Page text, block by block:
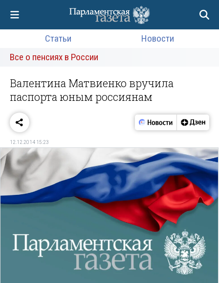
Статьи
Новости
Все о пенсиях в России
Валентина Матвиенко вручила
паспорта юным россиянам
12.12.2014 15:23